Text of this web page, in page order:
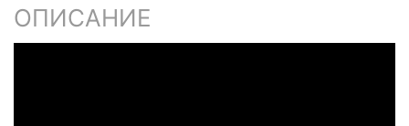
ОПИСАНИЕ